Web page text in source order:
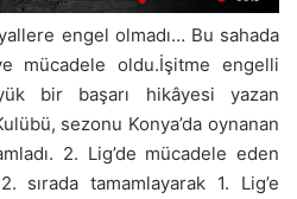
engel olmadı… Bu sahada
mücadele oldu.İşitme engelli
bir başarı hikâyesi yazan
sezonu Konya’da oynanan
2. Lig’de mücadele eden
sırada tamamlayarak 1. Lig’e